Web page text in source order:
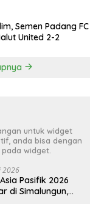
Semen Padang FC
United 2-2
untuk widget
anda bisa dengan
widget.
2026
Pasifik 2026
di Simalungun,